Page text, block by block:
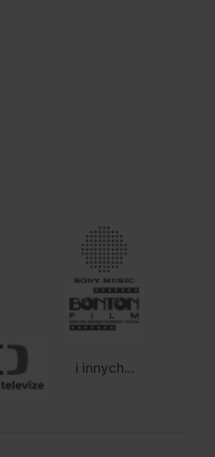
i innych...